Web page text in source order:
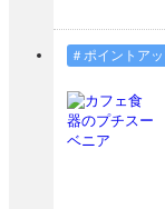
＃ポイントア